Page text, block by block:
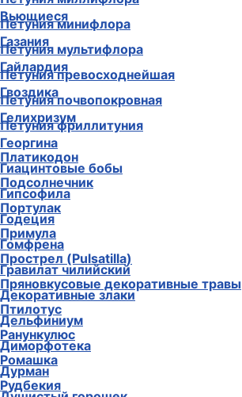
Петуния минифлора
Петуния мультифлора
Петуния превосходнейшая
Петуния почвопокровная
Петуния фриллитуния
Платикодон
Подсолнечник
Портулак
Примула
Прострел (Pulsatilla)
Пряновкусовые декоративные травы
Птилотус
Ранункулюс
Ромашка
Рудбекия
Вьющиеся
Газания
Гайлардия
Гвоздика
Гелихризум
Георгина
Гиацинтовые бобы
Гипсофила
Годеция
Гомфрена
Гравилат чилийский
Декоративные злаки
Дельфиниум
Диморфотека
Дурман